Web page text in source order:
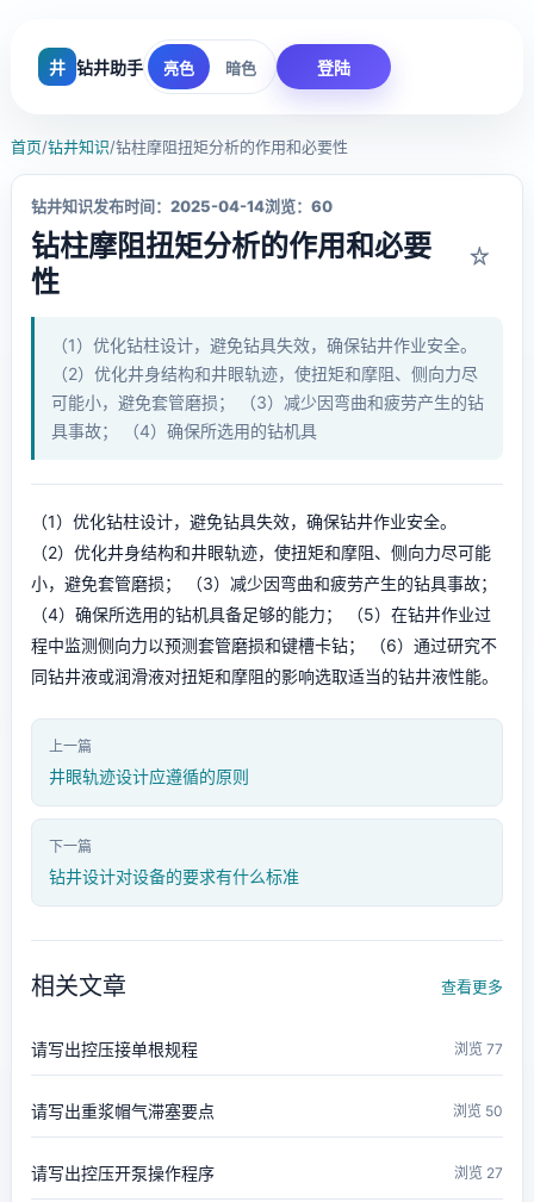
井 钻井助手 亮色 暗色 登陆
首页/钻井知识/钻柱摩阻扭矩分析的作用和必要性
钻井知识发布时间：2025-04-14浏览：60
钻柱摩阻扭矩分析的作用和必要
性
☆
（1）优化钻柱设计，避免钻具失效，确保钻井作业安全。
（2）优化井身结构和井眼轨迹，使扭矩和摩阻、侧向力尽
可能小，避免套管磨损； （3）减少因弯曲和疲劳产生的钻
具事故； （4）确保所选用的钻机具
（1）优化钻柱设计，避免钻具失效，确保钻井作业安全。
（2）优化井身结构和井眼轨迹，使扭矩和摩阻、侧向力尽可能
小，避免套管磨损； （3）减少因弯曲和疲劳产生的钻具事故；
（4）确保所选用的钻机具备足够的能力； （5）在钻井作业过
程中监测侧向力以预测套管磨损和键槽卡钻； （6）通过研究不
同钻井液或润滑液对扭矩和摩阻的影响选取适当的钻井液性能。
上一篇
井眼轨迹设计应遵循的原则
下一篇
钻井设计对设备的要求有什么标准
相关文章 查看更多
请写出控压接单根规程 浏览 77
请写出重浆帽气滞塞要点 浏览 50
请写出控压开泵操作程序 浏览 27